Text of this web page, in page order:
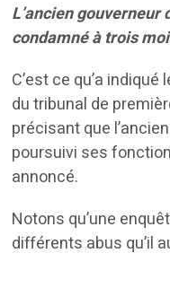
L’ancien
condamné à trois
C’est ce qu’a
du tribunal de
précisant que
poursuivi ses
annoncé.
Notons qu’une
différents abus qu’il